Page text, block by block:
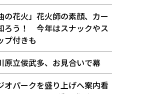
の花火」花火師の素顔、カー
ろう！ 今年はスナックやス
プ付きも
原立佞武多、お見合いで幕
オパークを盛り上げへ案内看